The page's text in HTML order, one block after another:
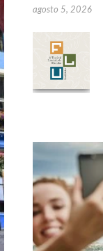
agosto 5, 2026